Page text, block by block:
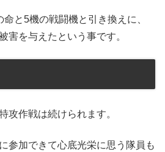
と5機の戦闘機と引き換えに、
害を与えたという事です。
攻作戦は続けられます。
参加できて心底光栄に思う隊員も